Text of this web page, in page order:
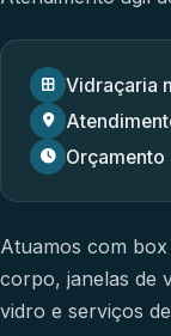
Vidraçaria
Atuamos com
corpo, janelas de
vidro e serviços